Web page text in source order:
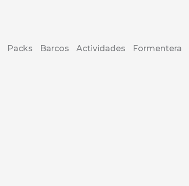
Packs Barcos Actividades Formentera